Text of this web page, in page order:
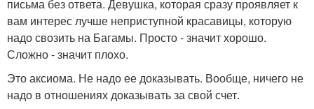
письма без ответа. Девушка, которая сразу проявляет к
вам интерес лучше неприступной красавицы, которую
надо свозить на Багамы. Просто - значит хорошо.
Сложно - значит плохо.
Это аксиома. Не надо ее доказывать. Вообще, ничего не
надо в отношениях доказывать за свой счет.